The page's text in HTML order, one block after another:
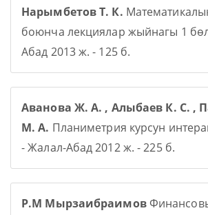
Нарымбетов Т. К.
боюнча лекциялар жыйнагы 1
Абад 2013 ж. - 125 б.
Аванова Ж. А. , Алыбаев К. С. ,
М. А. Планиметрия курсун
- Жалал-Абад 2012 ж. - 225 б.
Р.М Мырзаибраимов